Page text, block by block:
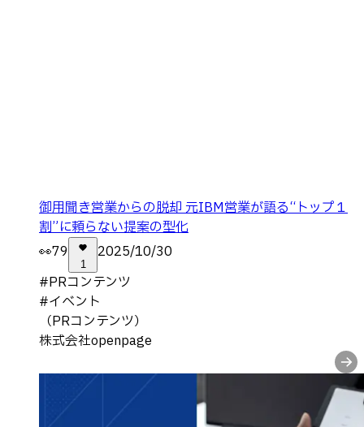
御用聞き営業からの脱却 元IBM営業が語る“トップ１
割”に頼らない提案の型化
👀79
1
2025/10/30
#PRコンテンツ
#イベント
（PRコンテンツ）
株式会社openpage